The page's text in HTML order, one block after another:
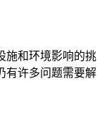
施和环境影响的挑
有许多问题需要解